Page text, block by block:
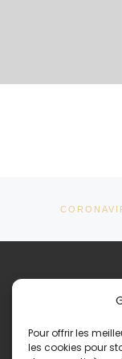
Pour offrir les
les cookies pour
DES ARTICLES
Politique
Mentions